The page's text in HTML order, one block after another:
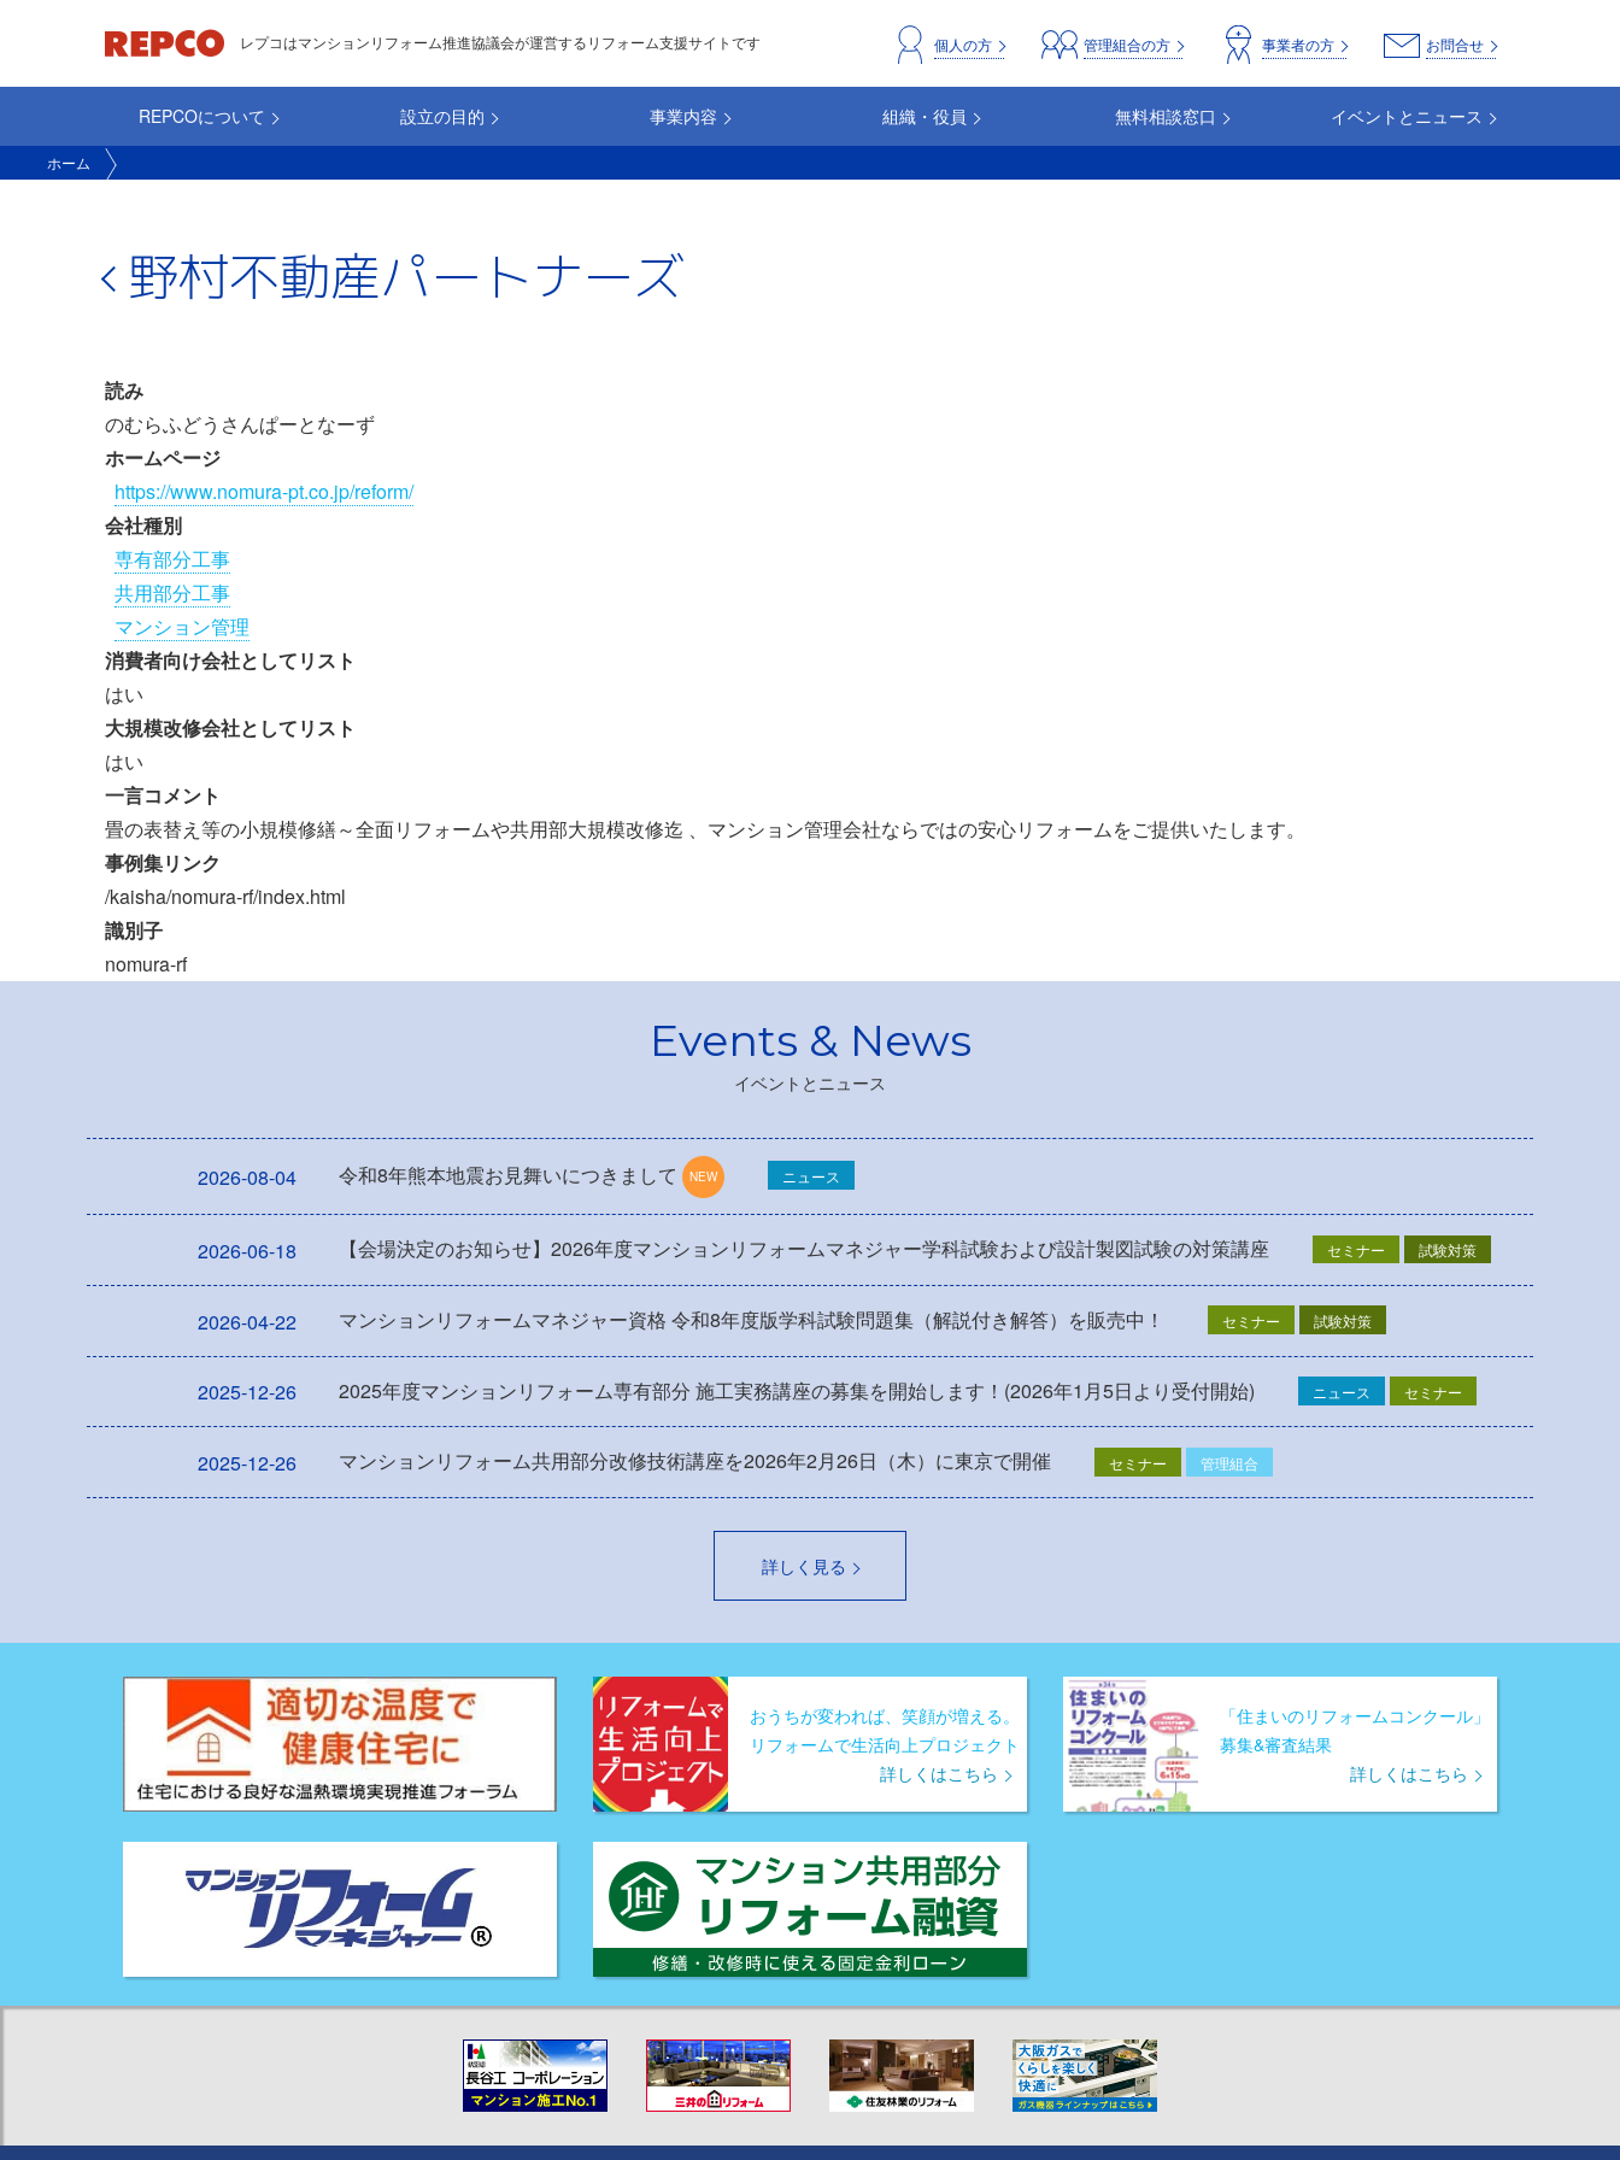
ン
ン
テ
レプコはマンションリフォーム推進協議会が運営するリフォーム支援サイトです header_repco お問合せ
事業者の方
管理組合の方
個人の方
main_repco
REPCOについて 設立の目的 事業内容 組織・役員 無料相談窓口 イベントとニュース
ホーム
野村不動産パートナーズ
読み
のむらふどうさんぱーとなーず
ホームページ
https://www.nomura-pt.co.jp/reform/
会社種別
専有部分工事
共用部分工事
マンション管理
消費者向け会社としてリスト
はい
大規模改修会社としてリスト
はい
一言コメント
畳の表替え等の小規模修繕～全面リフォームや共用部大規模改修迄 、マンション管理会社ならではの安心リフォームをご提供いたします。
事例集リンク
/kaisha/nomura-rf/index.html
識別子
nomura-rf
イベントとニュース
2026-08-04 令和8年熊本地震お見舞いにつきまして ニュース
2026-06-18 【会場決定のお知らせ】2026年度マンションリフォームマネジャー学科試験および設計製図試験の対策講座 セミナー 試験対策
2026-04-22 マンションリフォームマネジャー資格 令和8年度版学科試験問題集（解説付き解答）を販売中！ セミナー 試験対策
2025-12-26 2025年度マンションリフォーム専有部分 施工実務講座の募集を開始します！(2026年1月5日より受付開始) ニュース セミナー
2025-12-26 マンションリフォーム共用部分改修技術講座を2026年2月26日（木）に東京で開催 セミナー 管理組合
詳しく見る
おうちが変われば、笑顔が増える。
リフォームで生活向上プロジェクト
詳しくはこちら
「住まいのリフォームコンクール」
募集&審査結果
詳しくはこちら